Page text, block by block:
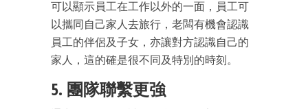
可以顯示員工在工作以外的一面，員工可
以攜同自己家人去旅行，老闆有機會認識
員工的伴侶及子女，亦讓對方認識自己的
家人，這的確是很不同及特別的時刻。
5. 團隊聯繫更強